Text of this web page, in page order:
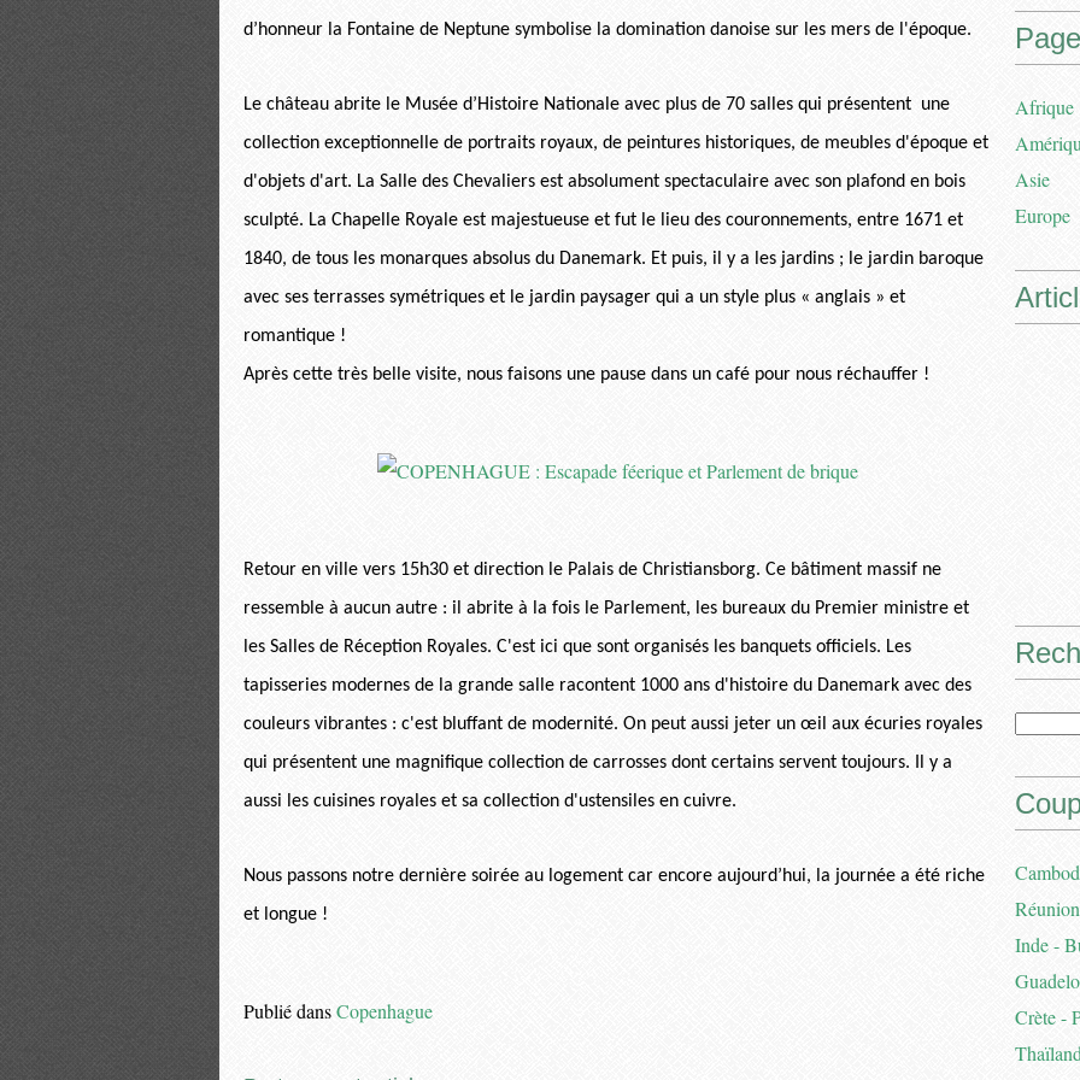
d’honneur la Fontaine de Neptune symbolise la domination danoise sur les mers de l'époque.
Le château abrite le Musée d’Histoire Nationale avec plus de 70 salles qui présentent une
collection exceptionnelle de portraits royaux, de peintures historiques, de meubles d'époque et
d'objets d'art. La Salle des Chevaliers est absolument spectaculaire avec son plafond en bois
sculpté. La Chapelle Royale est majestueuse et fut le lieu des couronnements, entre 1671 et
1840, de tous les monarques absolus du Danemark. Et puis, il y a les jardins ; le jardin baroque
avec ses terrasses symétriques et le jardin paysager qui a un style plus « anglais » et
romantique !
Après cette très belle visite, nous faisons une pause dans un café pour nous réchauffer !
Retour en ville vers 15h30 et direction le Palais de Christiansborg. Ce bâtiment massif ne
ressemble à aucun autre : il abrite à la fois le Parlement, les bureaux du Premier ministre et
les Salles de Réception Royales. C'est ici que sont organisés les banquets officiels. Les
tapisseries modernes de la grande salle racontent 1000 ans d'histoire du Danemark avec des
couleurs vibrantes : c'est bluffant de modernité. On peut aussi jeter un œil aux écuries royales
qui présentent une magnifique collection de carrosses dont certains servent toujours. Il y a
aussi les cuisines royales et sa collection d'ustensiles en cuivre.
Nous passons notre dernière soirée au logement car encore aujourd’hui, la journée a été riche
et longue !
Publié dansCopenhague
Afrique
Asie
Europe
Inde -
Crète -